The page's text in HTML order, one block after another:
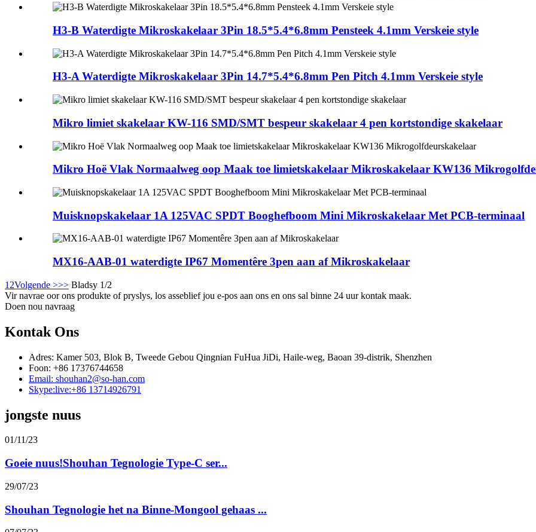
H3-B Waterdigte Mikroskakelaar 3Pin 18.5*5.4*6.8mm Pensteek 4.1mm Verskeie style
H3-A Waterdigte Mikroskakelaar 3Pin 14.7*5.4*6.8mm Pen Pitch 4.1mm Verskeie style
Mikro limiet skakelaar KW-116 SMD/SMT bespeur skakelaar 4 pen kortstondige skakelaar
Mikro Hoë Vlak Normaalweg oop Maak toe limietskakelaar Mikroskakelaar KW136
Muisknopskakelaar 1A 125VAC SPDT Booghefboom Mini Mikroskakelaar Met PCB-terminaal
MX16-AAB-01 waterdigte IP67 Momentêre 3pen aan af Mikroskakelaar
1 2Volgende >>> Bladsy 1/2
Vir navrae oor ons produkte of pryslys, los asseblief jou e-pos aan ons en ons sal binne 24 uur kontak maak.
Doen nou navraag
Kontak Ons
Adres: Kamer 503, Blok B, Tweede Gebou Qingnian FuHua JiDi, Haile-weg, Baoan 39-distrik, Shenzhen
Foon: +86 17376744658
Email: shouhan2@so-han.com
Skype:live:+86 13714926791
jongste nuus
01/11/23
Goeie nuus!Shouhan Tegnologie Type-C ser...
29/07/23
Shouhan Tegnologie het na Binne-Mongool gehaas ...